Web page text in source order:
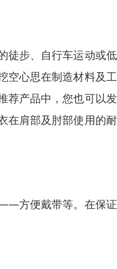
徒步、自行车运动或
空心思在制造材料及
荐产品中，您也可以
在肩部及肘部使用的
方便戴带等。在保